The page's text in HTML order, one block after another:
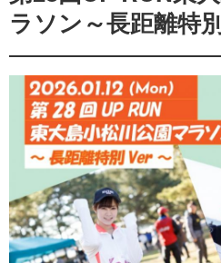
ラソン～長距離特